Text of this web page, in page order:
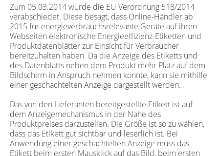
Zum 05.03.2014 wurde die EU Verordnung 518/2014
verabschiedet. Diese besagt, dass Online-Händler ab
2015 für energieverbrauchsrelevante Geräte auf ihren
Webseiten elektronische Energieeffizienz-Etiketten und
Produktdatenblätter zur Einsicht für Verbraucher
bereitzuhalten haben. Da die Anzeige des Etiketts und
des Datenblatts neben dem Produkt mehr Platz auf dem
Bildschirm in Anspruch nehmen könnte, kann sie mithilfe
einer geschachtelten Anzeige dargestellt werden.
Das von den Lieferanten bereitgestellte Etikett ist auf
dem Anzeigemechanismus in der Nähe des
Produktpreises darzustellen. Die Größe ist so zu wählen,
dass das Etikett gut sichtbar und leserlich ist. Bei
Anwendung einer geschachtelten Anzeige muss das
Etikett beim ersten Mausklick auf das Bild, beim ersten